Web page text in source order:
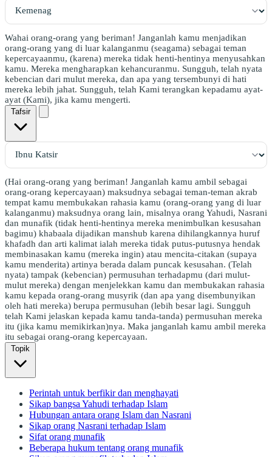
Wahai orang-orang yang beriman! Janganlah kamu menjadikan
orang-orang yang di luar kalanganmu (seagama) sebagai teman
kepercayaanmu, (karena) mereka tidak henti-hentinya menyusahkan
kamu. Mereka mengharapkan kehancuranmu. Sungguh, telah nyata
kebencian dari mulut mereka, dan apa yang tersembunyi di hati
mereka lebih jahat. Sungguh, telah Kami terangkan kepadamu ayat-
ayat (Kami), jika kamu mengerti.
Tafsir
(Hai orang-orang yang beriman! Janganlah kamu ambil sebagai
orang-orang kepercayaan) maksudnya sebagai teman-teman akrab
tempat kamu membukakan rahasia kamu (orang-orang yang di luar
kalanganmu) maksudnya orang lain, misalnya orang Yahudi, Nasrani
dan munafik (tidak henti-hentinya mereka menimbulkan kesusahan
bagimu) khabaala dijadikan manshub karena dihilangkannya huruf
khafadh dan arti kalimat ialah mereka tidak putus-putusnya hendak
membinasakan kamu (mereka ingin) atau mencita-citakan (supaya
kamu menderita) artinya berada dalam puncak kesusahan. (Telah
nyata) tampak (kebencian) permusuhan terhadapmu (dari mulut-
mulut mereka) dengan menjelekkan kamu dan membukakan rahasia
kamu kepada orang-orang musyrik (dan apa yang disembunyikan
oleh hati mereka) berupa permusuhan (lebih besar lagi. Sungguh
telah Kami jelaskan kepada kamu tanda-tanda) permusuhan mereka
itu (jika kamu memikirkan)nya. Maka janganlah kamu ambil mereka
itu sebagai orang-orang kepercayaan.
Topik
Perintah untuk berfikir dan menghayati
Sikap bangsa Yahudi terhadap Islam
Hubungan antara orang Islam dan Nasrani
Sikap orang Nasrani terhadap Islam
Sifat orang munafik
Beberapa hukum tentang orang munafik